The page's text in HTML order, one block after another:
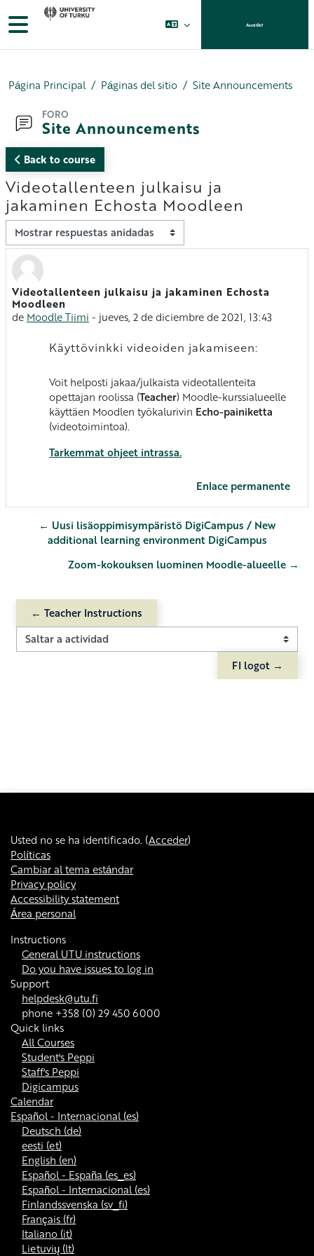
Salta al contenido principal
Panel lateral Acceder
Página Principal Páginas del sitio Site Announcements
FORO
Site Announcements
Back to course
Videotallenteen julkaisu ja
jakaminen Echosta Moodleen
Mostrar modo
Videotallenteen julkaisu ja jakaminen Echosta
Moodleen
de Moodle Tiimi - jueves, 2 de diciembre de 2021, 13:43
Número de respuestas: 0
Käyttövinkki videoiden jakamiseen:
Voit helposti jakaa/julkaista videotallenteita
opettajan roolissa (Teacher) Moodle-kurssialueelle
käyttäen Moodlen työkalurivin Echo-painiketta
(videotoimintoa).
Tarkemmat ohjeet intrassa.
Enlace permanente
← Uusi lisäoppimisympäristö DigiCampus / New
additional learning environment DigiCampus
Zoom-kokouksen luominen Moodle-alueelle →
← Teacher Instructions
Saltar a actividad
FI logot →
Usted no se ha identificado. (Acceder)
Políticas
Cambiar al tema estándar
Privacy policy
Accessibility statement
Área personal
Instructions
General UTU instructions
Do you have issues to log in
Support
helpdesk@utu.fi
phone +358 (0) 29 450 6000
Quick links
All Courses
Student's Peppi
Staff's Peppi
Digicampus
Calendar
Español - Internacional ‎(es)‎
Deutsch ‎(de)‎
eesti ‎(et)‎
English ‎(en)‎
Español - España ‎(es_es)‎
Español - Internacional ‎(es)‎
Finlandssvenska ‎(sv_fi)‎
Français ‎(fr)‎
Italiano ‎(it)‎
Lietuvių ‎(lt)‎